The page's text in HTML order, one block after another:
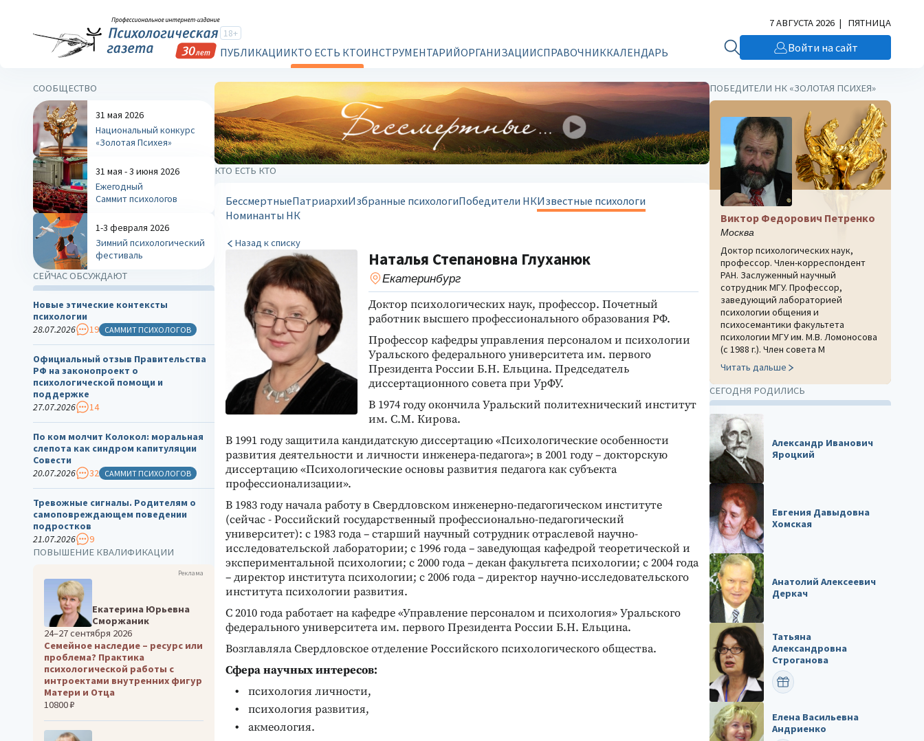
18+
ПУБЛИКАЦИИКТО ЕСТЬ КТОИНСТРУМЕНТАРИЙОРГАНИЗАЦИИСПРАВОЧНИККАЛЕНДАРЬ
7 АВГУСТА 2026 | ПЯТНИЦА
Войти на сайт
КТО ЕСТЬ КТО
БессмертныеПатриархиИзбранные психологиПобедители НКИзвестные психологи
Номинанты НК
Назад к списку
Наталья Степановна Глуханюк
Екатеринбург
Доктор психологических наук, профессор. Почетный
работник высшего профессионального образования РФ.
Профессор кафедры управления персоналом и психологии
Уральского федерального университета им. первого
Президента России Б.Н. Ельцина. Председатель
диссертационного совета при УрФУ.
В 1974 году окончила Уральский политехнический институт
им. С.М. Кирова.
В 1991 году защитила кандидатскую диссертацию «Психологические особенности
развития деятельности и личности инженера-педагога»; в 2001 году – докторскую
диссертацию «Психологические основы развития педагога как субъекта
профессионализации».
В 1983 году начала работу в Свердловском инженерно-педагогическом институте
(сейчас - Российский государственный профессионально-педагогический
университет): с 1983 года – старший научный сотрудник отраслевой научно-
исследовательской лаборатории; с 1996 года – заведующая кафедрой теоретической и
экспериментальной психологии; с 2000 года – декан факультета психологии; с 2004 года
– директор института психологии; с 2006 года – директор научно-исследовательского
института психологии развития.
С 2010 года работает на кафедре «Управление персоналом и психология» Уральского
федерального университета им. первого Президента России Б.Н. Ельцина.
Возглавляла Свердловское отделение Российского психологического общества.
Сфера научных интересов:
психология личности,
психология развития,
акмеология.
СООБЩЕСТВО
31 мая 2026
Национальный конкурс
«Золотая Психея»
31 мая - 3 июня 2026
Ежегодный
Саммит психологов
1-3 февраля 2026
Зимний психологический
фестиваль
СЕЙЧАС ОБСУЖДАЮТ
Новые этические контексты
психологии
28.07.2026
19 САММИТ ПСИХОЛОГОВ
Официальный отзыв Правительства
РФ на законопроект о
психологической помощи и
поддержке
27.07.2026
14
По ком молчит Колокол: моральная
слепота как синдром капитуляции
Совести
20.07.2026
32 САММИТ ПСИХОЛОГОВ
Тревожные сигналы. Родителям о
самоповреждающем поведении
подростков
21.07.2026
9
ПОВЫШЕНИЕ КВАЛИФИКАЦИИ
Реклама
Екатерина Юрьевна
Сморжаник
24–27 сентября 2026
Семейное наследие – ресурс или
проблема? Практика
психологической работы с
интроектами внутренних фигур
Матери и Отца
10800 ₽
ПОБЕДИТЕЛИ НК «ЗОЛОТАЯ ПСИХЕЯ»
Виктор Федорович Петренко
Москва
Доктор психологических наук,
профессор. Член-корреспондент
РАН. Заслуженный научный
сотрудник МГУ. Профессор,
заведующий лабораторией
психологии общения и
психосемантики факультета
психологии МГУ им. М.В. Ломоносова
(с 1988 г.). Член совета М
Читать дальше
СЕГОДНЯ РОДИЛИСЬ
Александр Иванович
Яроцкий
Евгения Давыдовна
Хомская
Анатолий Алексеевич
Деркач
Татьяна
Александровна
Строганова
ПОЗДРАВИТЬ
Елена Васильевна
Андриенко